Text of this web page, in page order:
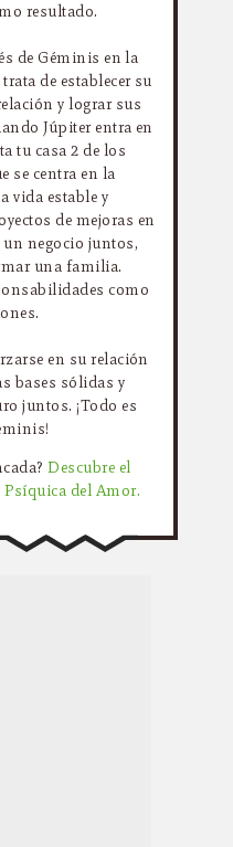
resultado.
de Géminis en la
de establecer su
y lograr sus
Júpiter entra en
tu casa 2 de los
se centra en la
vida estable y
de mejoras en
negocio juntos,
una familia.
como
en su relación
bases sólidas y
juntos. ¡Todo es
Descubre el
del Amor.